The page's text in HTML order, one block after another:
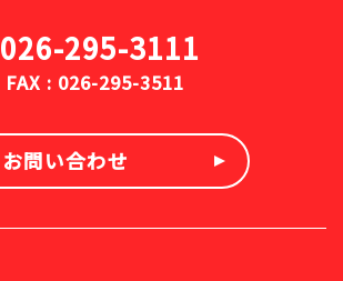
026-295-3111
FAX : 026-295-3511
お問い合わせ